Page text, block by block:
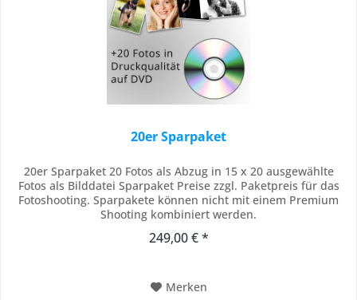
20er Sparpaket
20er Sparpaket 20 Fotos als Abzug in 15 x 20 ausgewählte
Fotos als Bilddatei Sparpaket Preise zzgl. Paketpreis für das
Fotoshooting. Sparpakete können nicht mit einem Premium
Shooting kombiniert werden.
249,00 € *
Merken